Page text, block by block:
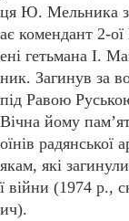
ця Ю. Мельника з
ає комендант 2-
ені гетьмана І.
ник. Загинув за
під Равою
Вічна йому
оїнів радянської
якам, які
ї війни (1974 р.,
ич).